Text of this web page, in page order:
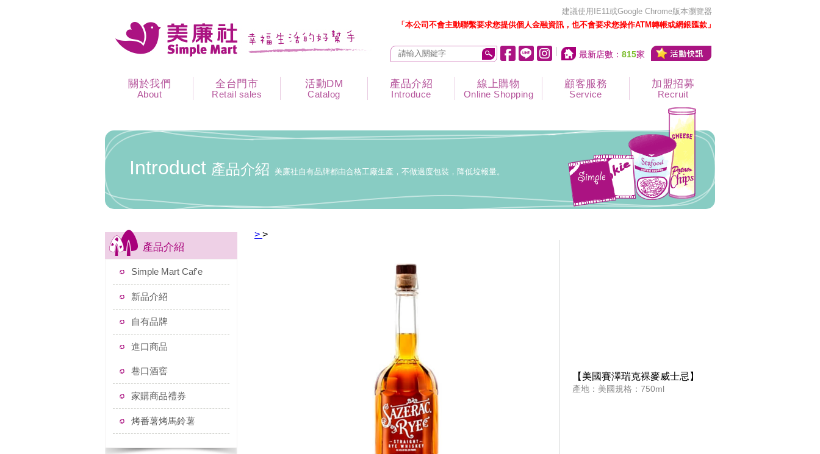
建議使用IE11或Google Chrome版本瀏覽器
「本公司不會主動聯繫要求您提供個人金融資訊，也不會要求您操作ATM轉帳或網銀匯款」
最新店數： 815家
關於我們
About
全台門市
Retail sales
活動DM
Catalog
產品介紹
Introduce
線上購物
Online Shopping
顧客服務
Service
加盟招募
Recruit
Introduct 產品介紹 美廉社自有品牌都由合格工廠生產，不做過度包裝，降低垃報量。
產品介紹
Simple Mart Caf'e
新品介紹
自有品牌
進口商品
巷口酒窖
家購商品禮券
烤番薯烤馬鈴薯
> >
【美國賽澤瑞克裸麥威士忌】
產地：美國規格：750ml